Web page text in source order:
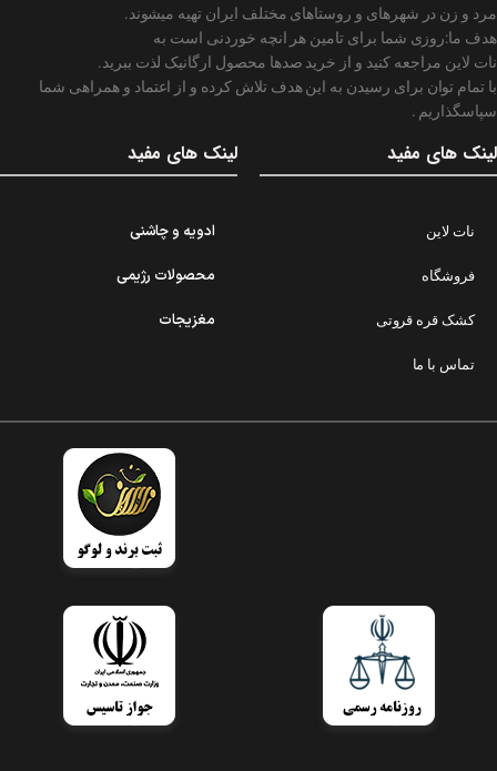
مرد و زن در شهرهای و روستاهای مختلف ایران تهیه میشوند.
هدف ما:روزی شما برای تامین هر انچه خوردنی است به
نات لاین مراجعه کنید و از خرید صدها محصول ارگانیک لذت ببرید.
با تمام توان برای رسیدن به این هدف تلاش کرده و از اعتماد و همراهی شما
سپاسگذاریم .
لینک های مفید
نات لاین
فروشگاه
کشک قره قروتی
تماس با ما
لینک های مفید
ادویه و چاشنی
محصولات رژیمی
مغزیجات